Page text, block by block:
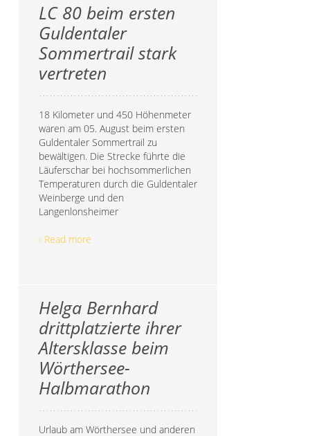
LC 80 beim ersten
Guldentaler
Sommertrail stark
vertreten
18 Kilometer und 450 Höhenmeter
waren am 05. August beim ersten
Guldentaler Sommertrail zu
bewältigen. Die Strecke führte die
Läuferschar bei hochsommerlichen
Temperaturen durch die Guldentaler
Weinberge und den
Langenlonsheimer
› Read more
Helga Bernhard
drittplatzierte ihrer
Altersklasse beim
Wörthersee-
Halbmarathon
Urlaub am Wörthersee und anderen